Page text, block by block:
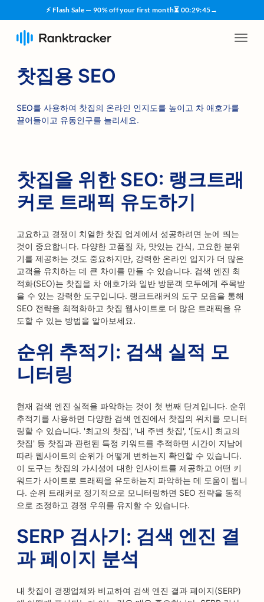
⚡ Flash Sale — 90% off your first month⏳ 00:29:45→
찻집용 SEO
SEO를 사용하여 찻집의 온라인 인지도를 높이고 차 애호가를
끌어들이고 유동인구를 늘리세요.
찻집을 위한 SEO: 랭크트래
커로 트래픽 유도하기
고요하고 경쟁이 치열한 찻집 업계에서 성공하려면 눈에 띄는
것이 중요합니다. 다양한 고품질 차, 맛있는 간식, 고요한 분위
기를 제공하는 것도 중요하지만, 강력한 온라인 입지가 더 많은
고객을 유치하는 데 큰 차이를 만들 수 있습니다. 검색 엔진 최
적화(SEO)는 찻집을 차 애호가와 일반 방문객 모두에게 주목받
을 수 있는 강력한 도구입니다. 랭크트래커의 도구 모음을 통해
SEO 전략을 최적화하고 찻집 웹사이트로 더 많은 트래픽을 유
도할 수 있는 방법을 알아보세요.
순위 추적기: 검색 실적 모
니터링
현재 검색 엔진 실적을 파악하는 것이 첫 번째 단계입니다. 순위
추적기를 사용하면 다양한 검색 엔진에서 찻집의 위치를 모니터
링할 수 있습니다. '최고의 찻집', '내 주변 찻집', '[도시] 최고의
찻집' 등 찻집과 관련된 특정 키워드를 추적하면 시간이 지남에
따라 웹사이트의 순위가 어떻게 변하는지 확인할 수 있습니다.
이 도구는 찻집의 가시성에 대한 인사이트를 제공하고 어떤 키
워드가 사이트로 트래픽을 유도하는지 파악하는 데 도움이 됩니
다. 순위 트래커로 정기적으로 모니터링하면 SEO 전략을 동적
으로 조정하고 경쟁 우위를 유지할 수 있습니다.
SERP 검사기: 검색 엔진 결
과 페이지 분석
내 찻집이 경쟁업체와 비교하여 검색 엔진 결과 페이지(SERP)